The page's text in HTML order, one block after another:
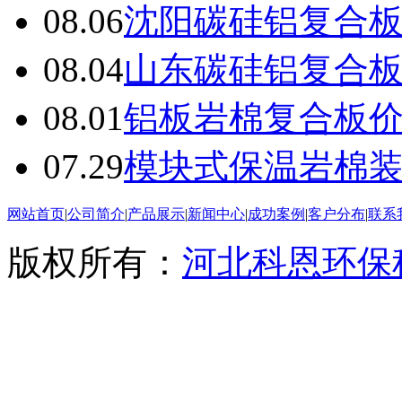
08.06沈阳碳硅铝复合
08.04山东碳硅铝复合
08.01铝板岩棉复合板
07.29模块式保温岩棉
网站首页|公司简介|产品展示|新闻中心|成功案例 |客户分布|联系
版权所有： 河北科恩环